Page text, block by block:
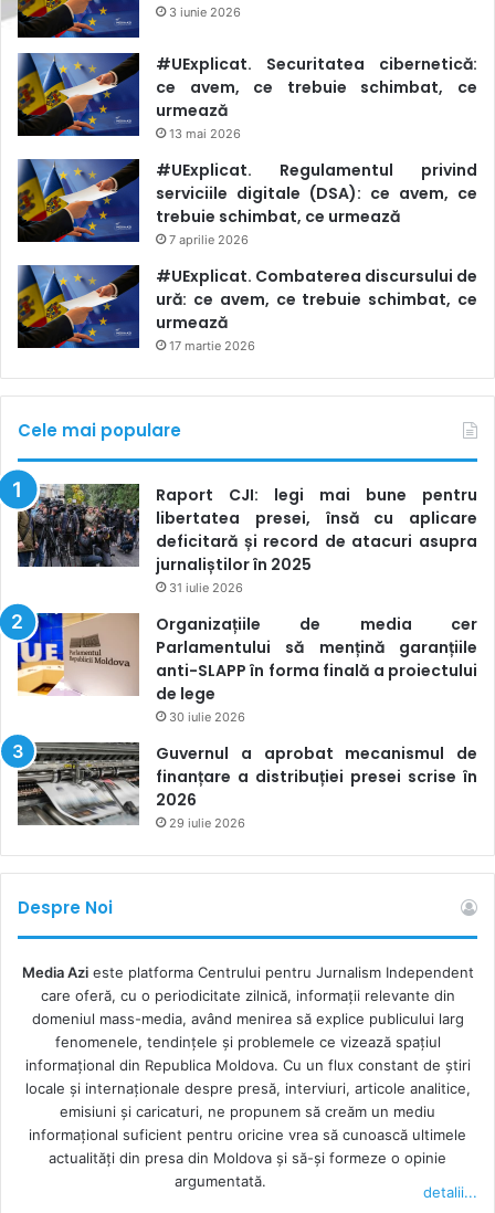
3 iunie 2026
#UExplicat. Securitatea cibernetică:
ce avem, ce trebuie schimbat, ce
urmează
13 mai 2026
#UExplicat. Regulamentul privind
serviciile digitale (DSA): ce avem, ce
trebuie schimbat, ce urmează
7 aprilie 2026
#UExplicat. Combaterea discursului de
ură: ce avem, ce trebuie schimbat, ce
urmează
17 martie 2026
Cele mai populare
Raport CJI: legi mai bune pentru
libertatea presei, însă cu aplicare
deficitară și record de atacuri asupra
jurnaliștilor în 2025
31 iulie 2026
Organizațiile de media cer
Parlamentului să mențină garanțiile
anti-SLAPP în forma finală a proiectului
de lege
30 iulie 2026
Guvernul a aprobat mecanismul de
finanțare a distribuției presei scrise în
2026
29 iulie 2026
Despre Noi
Media Azieste platforma Centrului pentru Jurnalism Independent
care oferă, cu o periodicitate zilnică, informații relevante din
domeniul mass-media, având menirea să explice publicului larg
fenomenele, tendințele și problemele ce vizează spațiul
informațional din Republica Moldova. Cu un flux constant de ştiri
locale şi internaţionale despre presă, interviuri, articole analitice,
emisiuni și caricaturi, ne propunem să creăm un mediu
informaţional suficient pentru oricine vrea să cunoască ultimele
actualităţi din presa din Moldova şi să-şi formeze o opinie
argumentată.
detalii...